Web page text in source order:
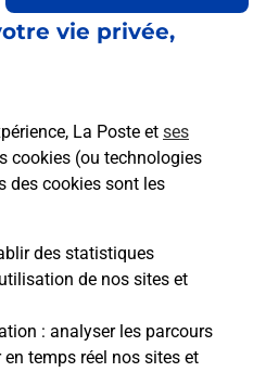
vie privée,
La Poste et ses
cookies (ou technologies
des cookies sont les
des statistiques
de nos sites et
: analyser les parcours
temps réel nos sites et
de la route
code de la route auto
Foix ? Découvrez toutes